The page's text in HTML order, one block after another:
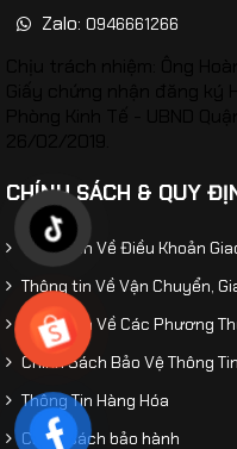
Zalo: 0946661266
CHÍNH SÁCH & QUY
Thông Tin Về Điều Khoản
Thông tin Về Vận Chuyển,
Thông Tin Về Các Phương
Chính Sách Bảo Vệ Thông
Thông Tin Hàng Hóa
Chính sách bảo hành